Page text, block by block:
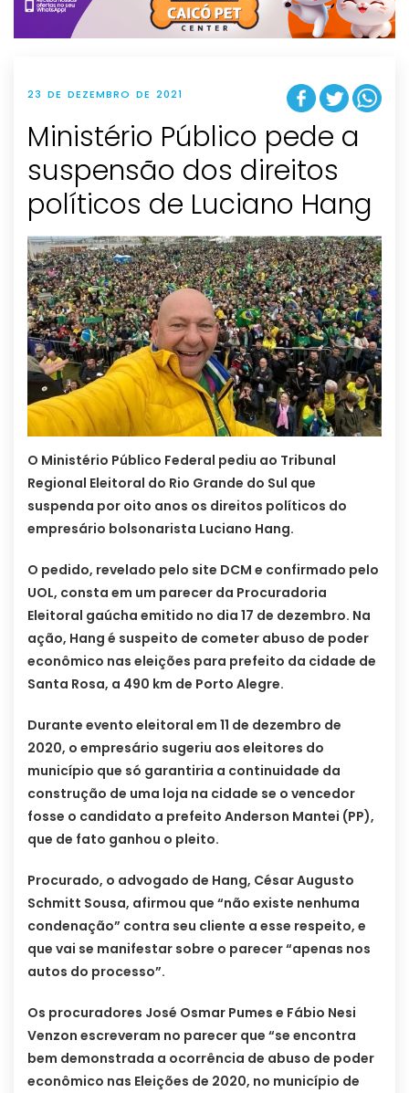
o
n
23 DE DEZEMBRO DE 2021
Ministério Público pede a
suspensão dos direitos
políticos de Luciano Hang
O Ministério Público Federal pediu ao Tribunal
Regional Eleitoral do Rio Grande do Sul que
suspenda por oito anos os direitos políticos do
empresário bolsonarista Luciano Hang.
O pedido, revelado pelo site DCM e confirmado pelo
UOL, consta em um parecer da Procuradoria
Eleitoral gaúcha emitido no dia 17 de dezembro. Na
ação, Hang é suspeito de cometer abuso de poder
econômico nas eleições para prefeito da cidade de
Santa Rosa, a 490 km de Porto Alegre.
Durante evento eleitoral em 11 de dezembro de
2020, o empresário sugeriu aos eleitores do
município que só garantiria a continuidade da
construção de uma loja na cidade se o vencedor
fosse o candidato a prefeito Anderson Mantei (PP),
que de fato ganhou o pleito.
Procurado, o advogado de Hang, César Augusto
Schmitt Sousa, afirmou que “não existe nenhuma
condenação” contra seu cliente a esse respeito, e
que vai se manifestar sobre o parecer “apenas nos
autos do processo”.
Os procuradores José Osmar Pumes e Fábio Nesi
Venzon escreveram no parecer que “se encontra
bem demonstrada a ocorrência de abuso de poder
econômico nas Eleições de 2020, no município de